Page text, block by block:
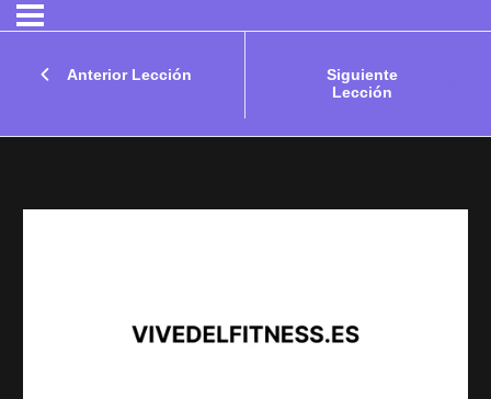
Anterior Lección
Siguiente
Lección